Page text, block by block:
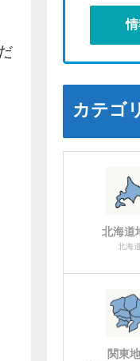
情
カテゴ
北海道
北海道
関東